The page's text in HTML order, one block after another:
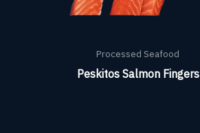
Processed Seafood
Peskitos Salmon Fingers